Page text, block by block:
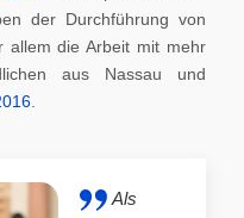
der Durchführung von
allem die Arbeit mit mehr
aus Nassau und
Als